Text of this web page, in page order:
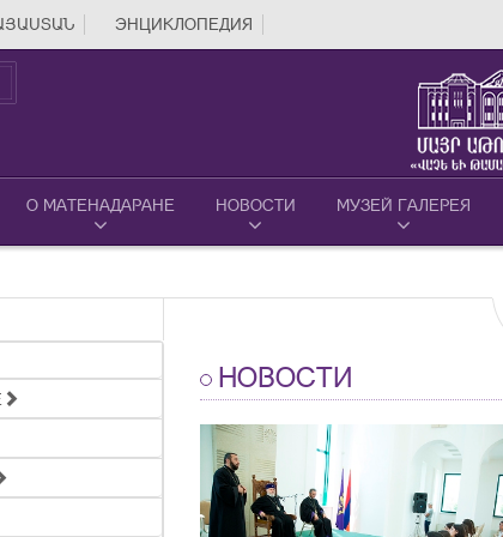
ЭНЦИКЛОПЕДИЯ
О МАТЕНАДАРАНЕ НОВОСТИ МУЗЕЙ ГАЛЕРЕЯ
НОВОСТИ